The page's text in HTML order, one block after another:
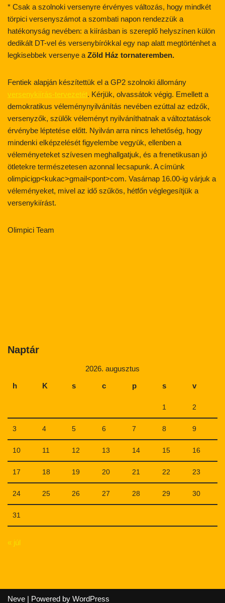
* Csak a szolnoki versenyre érvényes változás, hogy mindkét
törpici versenyszámot a szombati napon rendezzük a
hatékonyság nevében: a kiírásban is szereplő helyszínen külön
dedikált DT-vel és versenybírókkal egy nap alatt megtörténhet a
legkisebbek versenye aZöld Ház tornateremben.
Fentiek alapján készítettük el a GP2 szolnoki állomány
versenykiírás-tervezetét. Kérjük, olvassátok végig. Emellett a
demokratikus véleménynyilvánítás nevében ezúttal az edzők,
versenyzők, szülők véleményt nyilváníthatnak a változtatások
érvénybe léptetése előtt. Nyilván arra nincs lehetőség, hogy
mindenki elképzelését figyelembe vegyük, ellenben a
véleményeteket szívesen meghallgatjuk, és a frenetikusan jó
ötletekre természetesen azonnal lecsapunk. A címünk
olimpicigp<kukac>gmail<pont>com. Vasárnap 16.00-ig várjuk a
véleményeket, mivel az idő szűkös, hétfőn véglegesítjük a
versenykiírást.
Olimpici Team
Naptár
2026. augusztus
h
K s c p s v
1 2
3 4 5 6 7 8 9
10 11 12 13 14 15 16
17 18 19 20 21 22 23
24 25 26 27 28 29 30
31
« júl
Neve | Powered by WordPress